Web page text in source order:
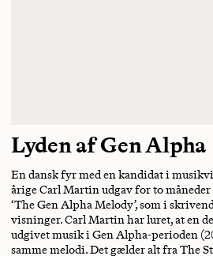
Lyden af Gen Alpha
En dansk fyr med en kandidat i
årige Carl Martin udgav for to
‘The Gen Alpha Melody’, som i
visninger. Carl Martin har luret, at en
udgivet musik i Gen Alpha-perioden
samme melodi. Det gælder alt fra The